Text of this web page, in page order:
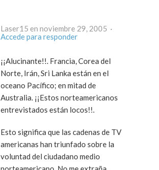
Laser15 en noviembre 29, 2005 ·
Accede para responder
¡¡Alucinante!!. Francia, Corea del
Norte, Irán, Sri Lanka están en el
oceano Pacífico; en mitad de
Australia. ¡¡Estos norteamericanos
entrevistados están locos!!.
Esto significa que las cadenas de TV
americanas han triunfado sobre la
voluntad del ciudadano medio